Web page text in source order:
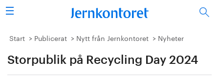
Sök
Stålindustrin
Vision 2050
Start Publicerat Nytt från Jernkontoret Nyheter
Storpublik på Recycling Day 2024